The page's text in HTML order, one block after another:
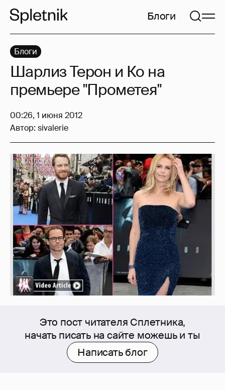
Блоги
Это пост читателя Сплетника,
начать писать на сайте можешь и ты
Написать блог
Блоги
Шарлиз Терон и Ко на
премьере "Прометея"
00:26, 1 июня 2012
Автор: sivalerie